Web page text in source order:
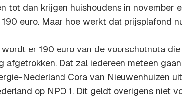
tot dan krijgen huishoudens in november
euro. Maar hoe werkt dat prijsplafond
er 190 euro van de voorschotnota
afgetrokken. Dat zal iedereen meteen
Nederland Cora van Nieuwenhuizen
op NPO 1. Dit geldt overigens niet